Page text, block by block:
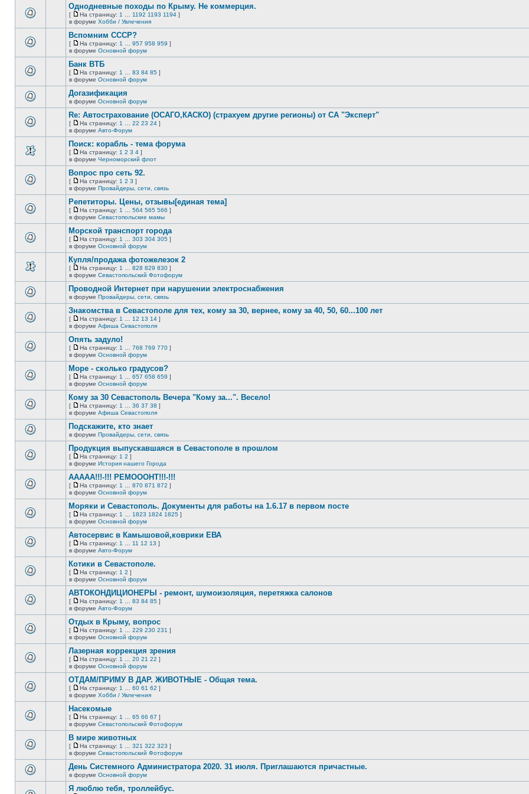
сообщений.
непрочитанных
сообщений.
этой
непрочитанных
сообщений.
Однодневные походы по Крыму. Не коммерция.
[
На
страницу
На страницу: 1 1192 1193 1194 ]
в форуме Хобби / Увлечения
этой
непрочитанных
сообщений.
Вспомним СССР?
[
На
страницу
На страницу: 1 957 958 959 ]
в форуме Основной форум
этой
непрочитанных
сообщений.
Банк ВТБ
[
На
страницу
На страницу: 1 83 84 85 ]
в форуме Основной форум
непрочитанных
сообщений.
Догазификация
в форуме Основной форум
этой
непрочитанных
сообщений.
Re: Автострахование (ОСАГО,КАСКО) (страхуем другие регионы) от СА "Эксперт"
[
На
страницу
На страницу: 1 22 23 24 ]
в форуме Авто-Форум
этой
непрочитанных
сообщений.
Поиск: корабль - тема форума
[
На
страницу
На страницу: 1 2 3 4 ]
в форуме Черноморский флот
этой
непрочитанных
сообщений.
Вопрос про сеть 92.
[
На
страницу
На страницу: 1 2 3 ]
в форуме Провайдеры, сети, связь
этой
непрочитанных
сообщений.
Репетиторы. Цены, отзывы[единая тема]
[
На
страницу
На страницу: 1 564 565 566 ]
в форуме Севастопольские мамы
этой
непрочитанных
сообщений.
Морской транспорт города
[
На
страницу
На страницу: 1 303 304 305 ]
в форуме Основной форум
этой
непрочитанных
сообщений.
Купля/продажа фотожелезок 2
[
На
страницу
На страницу: 1 828 829 830 ]
в форуме Севастопольский Фотофорум
непрочитанных
сообщений.
Проводной Интернет при нарушении электроснабжения
в форуме Провайдеры, сети, связь
этой
непрочитанных
сообщений.
Знакомства в Севастополе для тех, кому за 30, вернее, кому за 40, 50, 60...100 лет
[
На
страницу
На страницу: 1 12 13 14 ]
в форуме Афиша Севастополя
этой
непрочитанных
сообщений.
Опять задуло!
[
На
страницу
На страницу: 1 768 769 770 ]
в форуме Основной форум
этой
непрочитанных
сообщений.
Море - сколько градусов?
[
На
страницу
На страницу: 1 657 658 659 ]
в форуме Основной форум
этой
непрочитанных
сообщений.
Кому за 30 Севастополь Вечера "Кому за...". Весело!
[
На
страницу
На страницу: 1 36 37 38 ]
в форуме Афиша Севастополя
непрочитанных
сообщений.
Подскажите, кто знает
в форуме Провайдеры, сети, связь
этой
непрочитанных
сообщений.
Продукция выпускавшаяся в Севастополе в прошлом
[
На
страницу
На страницу: 1 2 ]
в форуме История нашего Города
этой
непрочитанных
ААААА!!!-!!! РЕМОООНТ!!!-!!!
[
На
страницу
На страницу: 1 870 871 872 ]
в форуме Основной форум
этой
непрочитанных
сообщений.
Моряки и Севастополь. Документы для работы на 1.6.17 в первом посте
[
На
страницу
На страницу: 1 1823 1824 1825 ]
в форуме Основной форум
этой
непрочитанных
Автосервис в Камышовой,коврики ЕВА
[
На
страницу
На страницу: 1 11 12 13 ]
в форуме Авто-Форум
этой
непрочитанных
сообщений.
Котики в Севастополе.
[
На
страницу
На страницу: 1 2 ]
в форуме Основной форум
этой
непрочитанных
сообщений.
АВТОКОНДИЦИОНЕРЫ - ремонт, шумоизоляция, перетяжка салонов
[
На
страницу
На страницу: 1 83 84 85 ]
в форуме Авто-Форум
этой
непрочитанных
сообщений.
Отдых в Крыму, вопрос
[
На
страницу
На страницу: 1 229 230 231 ]
в форуме Основной форум
этой
непрочитанных
сообщений.
Лазерная коррекция зрения
[
На
страницу
На страницу: 1 20 21 22 ]
в форуме Основной форум
этой
непрочитанных
сообщений.
ОТДАМ/ПРИМУ В ДАР. ЖИВОТНЫЕ - Общая тема.
[
На
страницу
На страницу: 1 60 61 62 ]
в форуме Хобби / Увлечения
этой
непрочитанных
сообщений.
Насекомые
[
На
страницу
На страницу: 1 65 66 67 ]
в форуме Севастопольский Фотофорум
этой
непрочитанных
сообщений.
В мире животных
[
На
страницу
На страницу: 1 321 322 323 ]
в форуме Севастопольский Фотофорум
День Системного Администратора 2020. 31 июля. Приглашаются причастные.
в форуме Основной форум
Я люблю тебя, троллейбус.